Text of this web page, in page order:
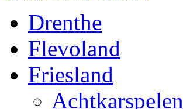
Drenthe
Flevoland
Friesland
Achtkarspelen